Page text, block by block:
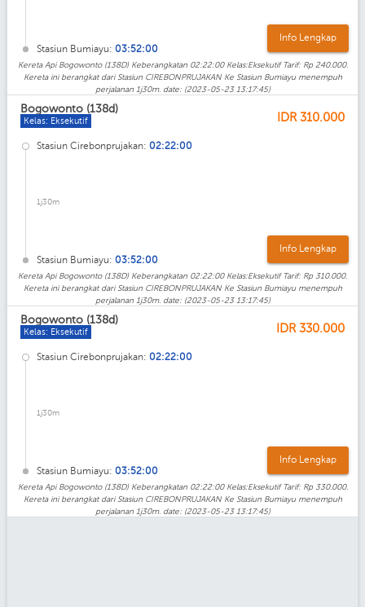
Stasiun Bumiayu: 03:52:00
Info Lengkap
Kereta Api Bogowonto (138D) Keberangkatan 02:22:00 Kelas:Eksekutif Tarif: Rp 240.000.
Kereta ini berangkat dari Stasiun CIREBONPRUJAKAN Ke Stasiun Bumiayu menempuh
perjalanan 1j30m. date: (2023-05-23 13:17:45)
Bogowonto (138d)
Kelas: Eksekutif IDR 310.000
Stasiun Cirebonprujakan: 02:22:00
1j30m
Stasiun Bumiayu: 03:52:00
Info Lengkap
Kereta Api Bogowonto (138D) Keberangkatan 02:22:00 Kelas:Eksekutif Tarif: Rp 310.000.
Kereta ini berangkat dari Stasiun CIREBONPRUJAKAN Ke Stasiun Bumiayu menempuh
perjalanan 1j30m. date: (2023-05-23 13:17:45)
Bogowonto (138d)
Kelas: Eksekutif IDR 330.000
Stasiun Cirebonprujakan: 02:22:00
1j30m
Stasiun Bumiayu: 03:52:00
Info Lengkap
Kereta Api Bogowonto (138D) Keberangkatan 02:22:00 Kelas:Eksekutif Tarif: Rp 330.000.
Kereta ini berangkat dari Stasiun CIREBONPRUJAKAN Ke Stasiun Bumiayu menempuh
perjalanan 1j30m. date: (2023-05-23 13:17:45)